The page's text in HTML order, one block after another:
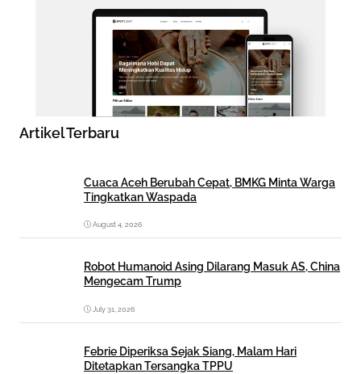
Artikel Terbaru
Cuaca Aceh Berubah Cepat, BMKG Minta Warga
Tingkatkan Waspada
August 4, 2026
Robot Humanoid Asing Dilarang Masuk AS, China
Mengecam Trump
July 31, 2026
Febrie Diperiksa Sejak Siang, Malam Hari
Ditetapkan Tersangka TPPU